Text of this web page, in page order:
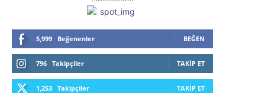
5,999 Beğenenler BEĞEN
796 Takipçiler TAKIP ET
1,253 Takipçiler TAKIP ET